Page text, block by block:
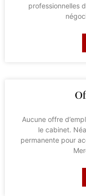
professionnelles
Aucune offre
le cabinet.
permanente pour